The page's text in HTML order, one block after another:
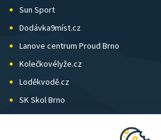
Sun Sport
Dodávka9míst.cz
Lanove centrum Proud Brno
Kolečkovélyže.cz
Loděkvodě.cz
SK Skol Brno
Biatlon Brno